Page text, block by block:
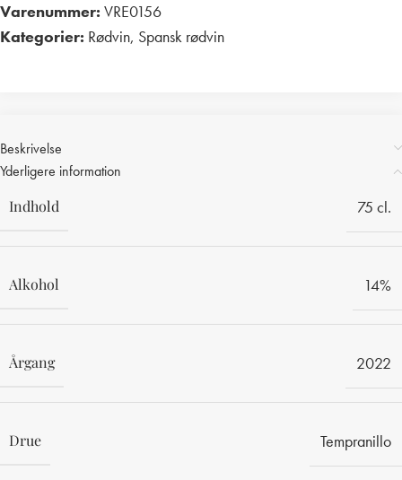
Varenummer: VRE0156
Kategorier: Rødvin, Spansk rødvin
Beskrivelse
Yderligere information
Indhold
75 cl.
Alkohol 14%
Årgang 2022
Drue Tempranillo